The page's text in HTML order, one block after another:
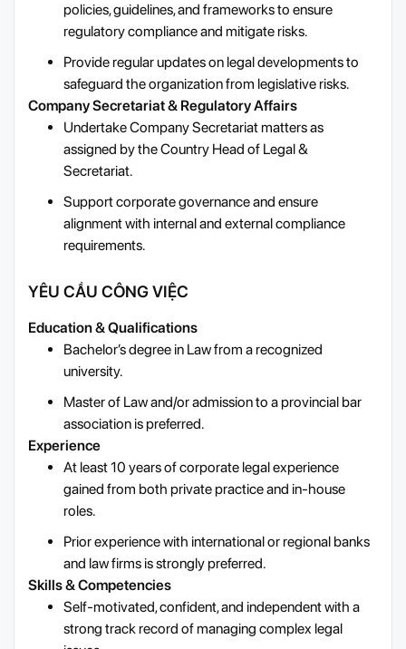
policies, guidelines, and frameworks to ensure
regulatory compliance and mitigate risks.
Provide regular updates on legal developments to
safeguard the organization from legislative risks.
Company Secretariat & Regulatory Affairs
Undertake Company Secretariat matters as
assigned by the Country Head of Legal &
Secretariat.
Support corporate governance and ensure
alignment with internal and external compliance
requirements.
YÊU CẦU CÔNG VIỆC
Education & Qualifications
Bachelor’s degree in Law from a recognized
university.
Master of Law and/or admission to a provincial bar
association is preferred.
Experience
At least 10 years of corporate legal experience
gained from both private practice and in-house
roles.
Prior experience with international or regional banks
and law firms is strongly preferred.
Skills & Competencies
Self-motivated, confident, and independent with a
strong track record of managing complex legal